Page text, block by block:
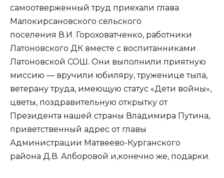
самоотверженный труд приехали глава
Малокирсановского сельского
поселения В.И. Гороховатченко, работники
Латоновского ДК вместе с воспитанниками
Латоновской СОШ. Они выполнили приятную
миссию — вручили юбиляру, труженице тыла,
ветерану труда, имеющую статус «Дети войны»,
цветы, поздравительную открытку от
Президента нашей страны Владимира Путина,
приветственный адрес от главы
Администрации Матвеево-Курганского
района Д.В. Алборовой и,конечно же, подарки.